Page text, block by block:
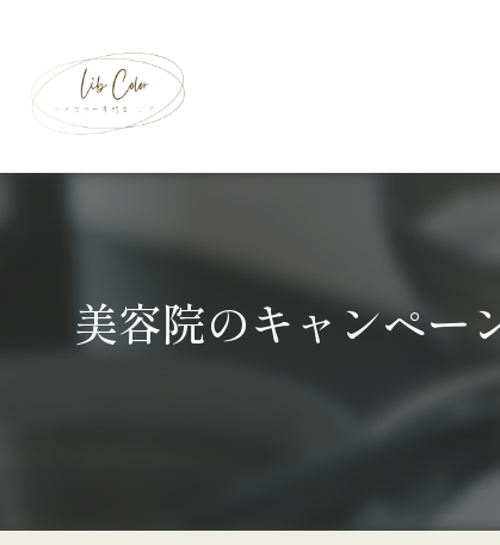
美容院のキャンペー